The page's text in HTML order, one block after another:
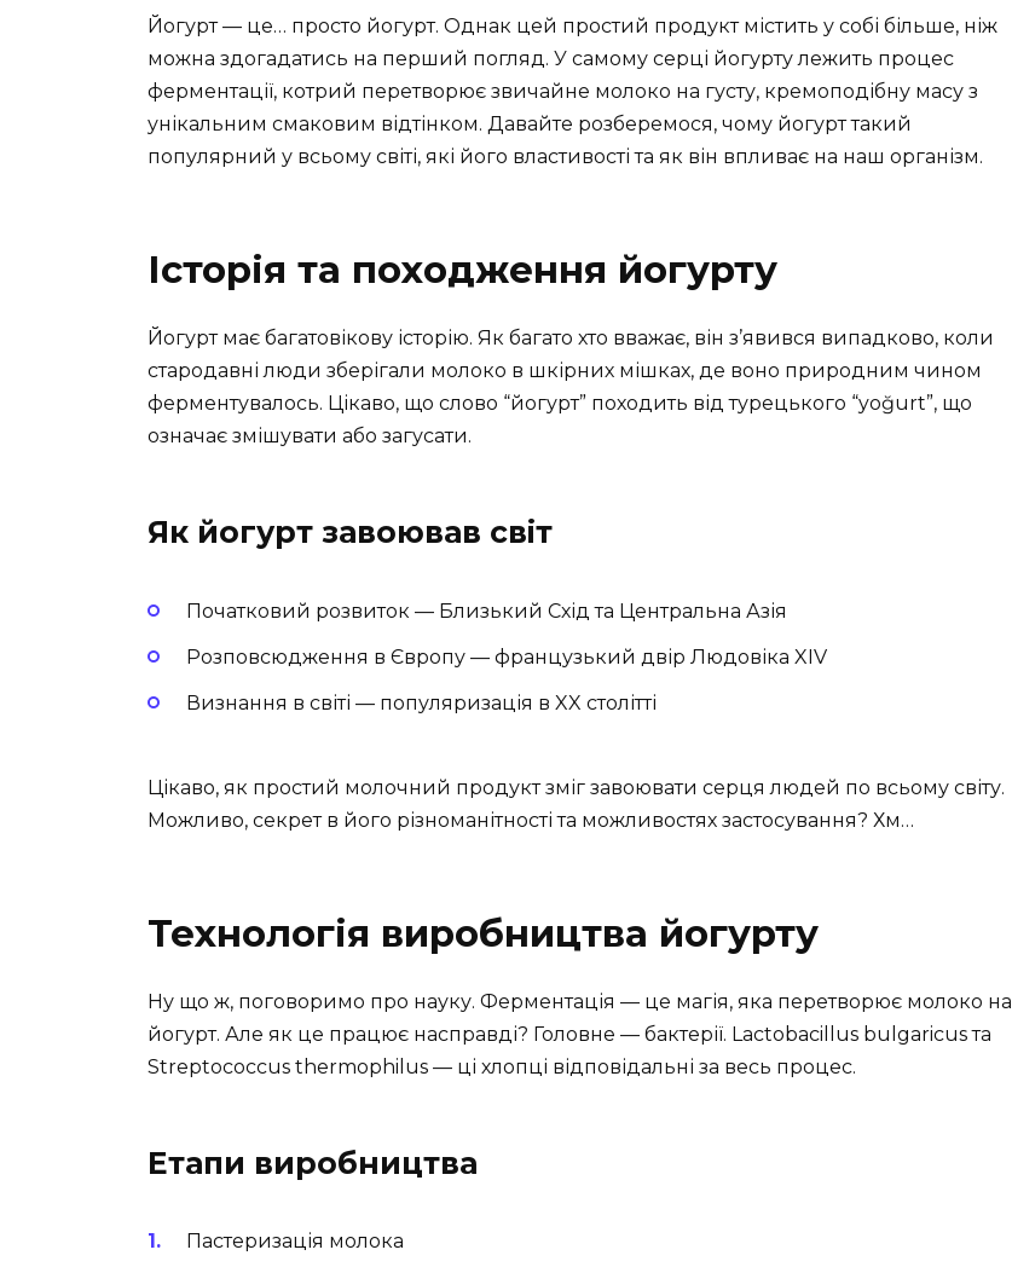
Йогурт — це… просто йогурт. Однак цей простий продукт містить у собі більше, ніж
можна здогадатись на перший погляд. У самому серці йогурту лежить процес
ферментації, котрий перетворює звичайне молоко на густу, кремоподібну масу з
унікальним смаковим відтінком. Давайте розберемося, чому йогурт такий
популярний у всьому світі, які його властивості та як він впливає на наш організм.
Історія та походження йогурту
Йогурт має багатовікову історію. Як багато хто вважає, він з’явився випадково, коли
стародавні люди зберігали молоко в шкірних мішках, де воно природним чином
ферментувалось. Цікаво, що слово “йогурт” походить від турецького “yoğurt”, що
означає змішувати або загусати.
Як йогурт завоював світ
Початковий розвиток — Близький Схід та Центральна Азія
Розповсюдження в Європу — французький двір Людовіка XIV
Визнання в світі — популяризація в XX столітті
Цікаво, як простий молочний продукт зміг завоювати серця людей по всьому світу.
Можливо, секрет в його різноманітності та можливостях застосування? Хм…
Технологія виробництва йогурту
Ну що ж, поговоримо про науку. Ферментація — це магія, яка перетворює молоко на
йогурт. Але як це працює насправді? Головне — бактерії. Lactobacillus bulgaricus та
Streptococcus thermophilus — ці хлопці відповідальні за весь процес.
Етапи виробництва
Пастеризація молока